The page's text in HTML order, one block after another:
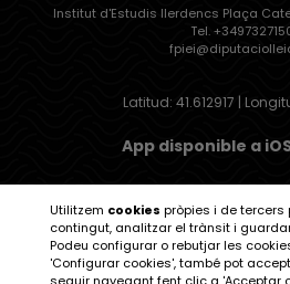
Institut d'Estudis Ilerdencs Plaça
Tel.
Latitud: 41.612917 |
App disponible a
Institut d'Estudis
Utilitzem cookies pròpies i de tercers
contingut, analitzar el trànsit i
Podeu configurar o rebutjar les
'Configurar cookies', també pot